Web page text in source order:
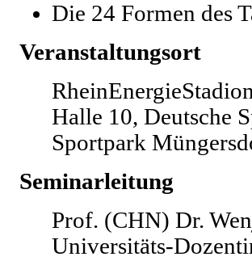
Die 24 Formen des
Veranstaltungsort
Halle 10, Deutsche
Sportpark
Seminarleitung
Prof. (CHN) Dr.
Universitäts-